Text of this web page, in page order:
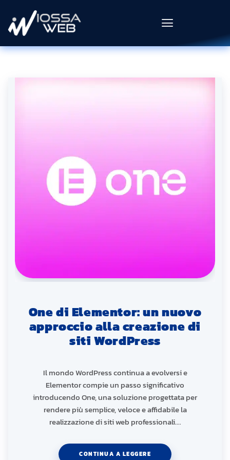
One di Elementor: un nuovo
approccio alla creazione di
siti WordPress
Il mondo WordPress continua a evolversi e
Elementor compie un passo significativo
introducendo One, una soluzione progettata per
rendere più semplice, veloce e affidabile la
realizzazione di siti web professionali.…
CONTINUA A LEGGERE